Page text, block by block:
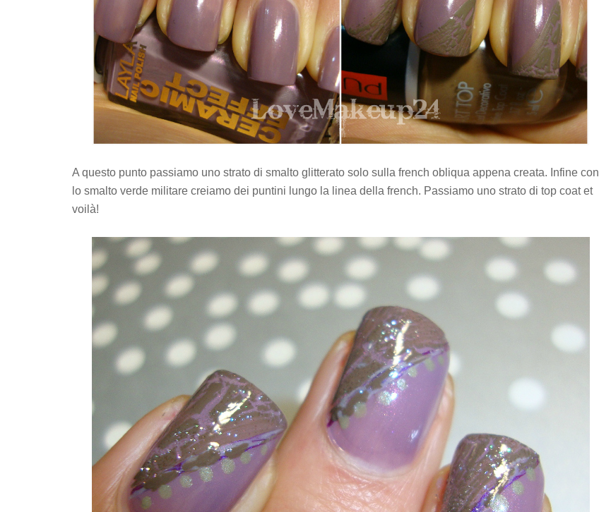
A questo punto passiamo uno strato di smalto glitterato solo sulla french obliqua appena creata. Infine con
lo smalto verde militare creiamo dei puntini lungo la linea della french. Passiamo uno strato di top coat et
voilà!